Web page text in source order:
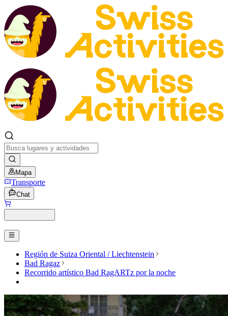
Mapa
Transporte
Chat
Región de Suiza Oriental / Liechtenstein
Bad Ragaz
Recorrido artístico Bad RagARTz por la noche